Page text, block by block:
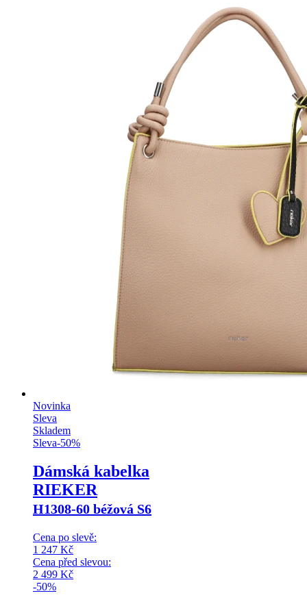
Novinka
Sleva
Skladem
Sleva-50%
Dámská kabelka
RIEKER
H1308-60 béžová S6
Cena po slevě:
1 247 Kč
Cena před slevou:
2 499 Kč
-50%